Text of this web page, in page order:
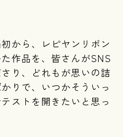
から、レピヤンリボン
作品を、皆さんがSNS
り、どれもが思いの詰
りで、いつかそういっ
ストを開きたいと思っ